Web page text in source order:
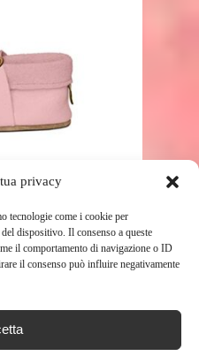
privacy
tecnologie come i cookie per
dispositivo. Il consenso a queste
il comportamento di navigazione o ID
il consenso può influire negativamente
ALEX L’ORSO
135